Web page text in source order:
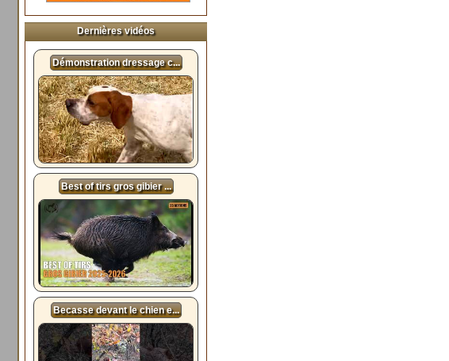
Dernières vidéos
Démonstration dressage c...
Best of tirs gros gibier ...
Becasse devant le chien e...